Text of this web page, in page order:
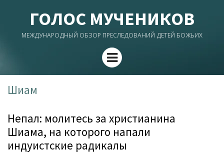
ГОЛОС МУЧЕНИКОВ
МЕЖДУНАРОДНЫЙ ОБЗОР ПРЕСЛЕДОВАНИЙ ДЕТЕЙ БОЖЬИХ
Menu
Шиам
Непал: молитесь за христианина
Шиама, на которого напали
индуистские радикалы